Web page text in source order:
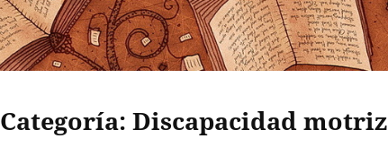
Categoría:Discapacidad motriz